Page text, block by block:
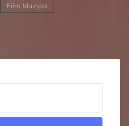
Film Muzyka